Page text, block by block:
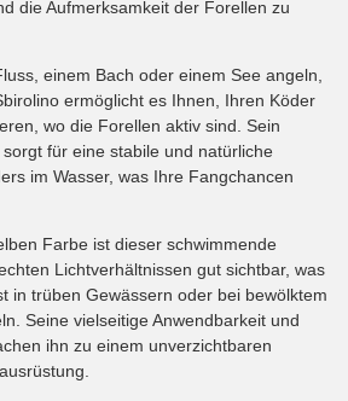
die Aufmerksamkeit der Forellen zu
einem Bach oder einem See angeln,
ermöglicht es Ihnen, Ihren Köder
wo die Forellen aktiv sind. Sein
für eine stabile und natürliche
im Wasser, was Ihre Fangchancen
Farbe ist dieser schwimmende
Lichtverhältnissen gut sichtbar, was
in trüben Gewässern oder bei bewölktem
Seine vielseitige Anwendbarkeit und
ihn zu einem unverzichtbaren